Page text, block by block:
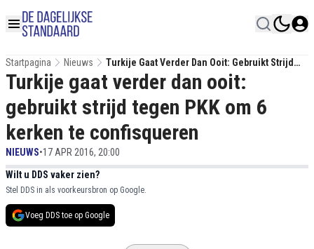
Startpagina Nieuws
Turkije Gaat Verder Dan Ooit: Gebruikt Strijd
Tegen PKK Om 6 Kerken Te Confisqueren
Turkije gaat verder dan ooit:
gebruikt strijd tegen PKK om 6
kerken te confisqueren
NIEUWS•17 APR 2016, 20:00
Wilt u DDS vaker zien?
Stel DDS in als voorkeursbron op Google.
Voeg DDS toe op Google